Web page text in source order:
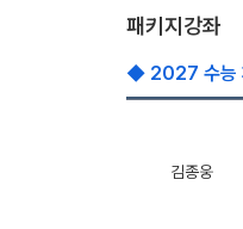
패키지강좌
◆ 2027 수능
김종웅